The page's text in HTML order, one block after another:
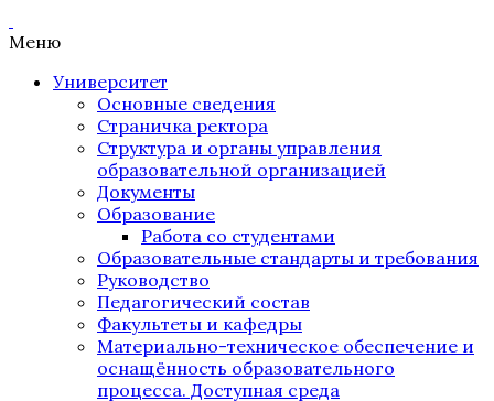
Меню
Университет
Основные сведения
Страничка ректора
Структура и органы управления
образовательной организацией
Документы
Образование
Работа со студентами
Образовательные стандарты и требования
Руководство
Педагогический состав
Факультеты и кафедры
Материально-техническое обеспечение и
оснащённость образовательного
процесса. Доступная среда